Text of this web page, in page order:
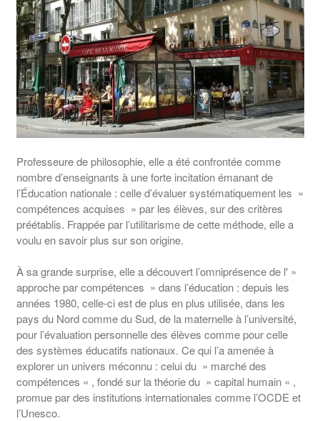
Professeure de philosophie, elle a été confrontée comme
nombre d’enseignants à une forte incitation émanant de
l’Éducation nationale : celle d’évaluer systématiquement les »
compétences acquises » par les élèves, sur des critères
préétablis. Frappée par l’utilitarisme de cette méthode, elle a
voulu en savoir plus sur son origine.
À sa grande surprise, elle a découvert l’omniprésence de l' »
approche par compétences » dans l’éducation : depuis les
années 1980, celle-ci est de plus en plus utilisée, dans les
pays du Nord comme du Sud, de la maternelle à l’université,
pour l’évaluation personnelle des élèves comme pour celle
des systèmes éducatifs nationaux. Ce qui l’a amenée à
explorer un univers méconnu : celui du » marché des
compétences « , fondé sur la théorie du » capital humain « ,
promue par des institutions internationales comme l’OCDE et
l’Unesco.